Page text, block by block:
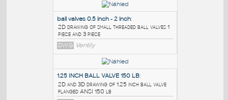
PODOBNÉ BLOKY
ball valves 0.5 inch - 2 inch: